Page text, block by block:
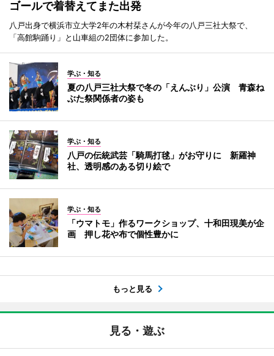
ゴールで着替えてまた出発
八戸出身で横浜市立大学2年の木村栞さんが今年の八戸三社大祭で、
「高館駒踊り」と山車組の2団体に参加した。
学ぶ・知る
夏の八戸三社大祭で冬の「えんぶり」公演 青森ね
ぶた祭関係者の姿も
学ぶ・知る
八戸の伝統武芸「騎馬打毬」がお守りに 新羅神
社、透明感のある切り絵で
学ぶ・知る
「ウマトモ」作るワークショップ、十和田現美が企
画 押し花や布で個性豊かに
もっと見る
見る・遊ぶ